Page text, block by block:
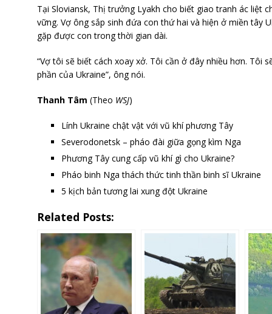
Tại Sloviansk, Thị trưởng Lyakh cho biết giao tranh ác liệt
vững. Vợ ông sắp sinh đứa con thứ hai và hiện ở miền tây
gặp được con trong thời gian dài.
“Vợ tôi sẽ biết cách xoay xở. Tôi cần ở đây nhiều hơn. Tôi
phần của Ukraine”, ông nói.
Thanh Tâm (Theo WSJ)
Lính Ukraine chật vật với vũ khí phương Tây
Severodonetsk – pháo đài giữa gọng kìm Nga
Phương Tây cung cấp vũ khí gì cho Ukraine?
Pháo binh Nga thách thức tinh thần binh sĩ Ukraine
5 kịch bản tương lai xung đột Ukraine
Related Posts: